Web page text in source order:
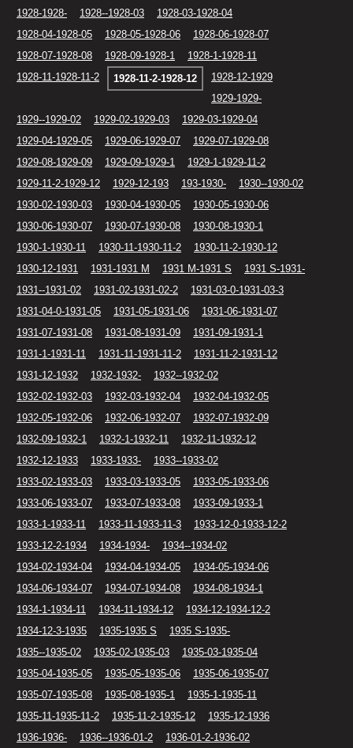
1928-1928- 1928--1928-03
1928-03-1928-04
1928-04-1928-05
1928-05-1928-06
1928-06-1928-07
1928-07-1928-08
1928-09-1928-1
1928-1-1928-11
1928-11-1928-11-2
1928-11-2-1928-12
1928-12-1929
1929-1929-
1929--1929-02
1929-02-1929-03
1929-03-1929-04
1929-04-1929-05
1929-06-1929-07
1929-07-1929-08
1929-08-1929-09
1929-09-1929-1
1929-1-1929-11-2
1929-11-2-1929-12
1929-12-193 193-1930-
1930--1930-02
1930-02-1930-03
1930-04-1930-05
1930-05-1930-06
1930-06-1930-07
1930-07-1930-08
1930-08-1930-1
1930-1-1930-11
1930-11-1930-11-2
1930-11-2-1930-12
1930-12-1931
1931-1931 M 1931 M-1931 S
1931 S-1931-
1931--1931-02
1931-02-1931-02-2
1931-03-0-1931-03-3
1931-04-0-1931-05
1931-05-1931-06
1931-06-1931-07
1931-07-1931-08
1931-08-1931-09
1931-09-1931-1
1931-1-1931-11
1931-11-1931-11-2
1931-11-2-1931-12
1931-12-1932
1932-1932-
1932--1932-02
1932-02-1932-03
1932-03-1932-04
1932-04-1932-05
1932-05-1932-06
1932-06-1932-07
1932-07-1932-09
1932-09-1932-1
1932-1-1932-11
1932-11-1932-12
1932-12-1933
1933-1933-
1933--1933-02
1933-02-1933-03
1933-03-1933-05
1933-05-1933-06
1933-06-1933-07
1933-07-1933-08
1933-09-1933-1
1933-1-1933-11
1933-11-1933-11-3
1933-12-0-1933-12-2
1933-12-2-1934
1934-1934-
1934--1934-02
1934-02-1934-04
1934-04-1934-05
1934-05-1934-06
1934-06-1934-07
1934-07-1934-08
1934-08-1934-1
1934-1-1934-11
1934-11-1934-12
1934-12-1934-12-2
1934-12-3-1935
1935-1935 S
1935 S-1935-
1935--1935-02
1935-02-1935-03
1935-03-1935-04
1935-04-1935-05
1935-05-1935-06
1935-06-1935-07
1935-07-1935-08
1935-08-1935-1
1935-1-1935-11
1935-11-1935-11-2
1935-11-2-1935-12
1935-12-1936
1936-1936-
1936--1936-01-2
1936-01-2-1936-02